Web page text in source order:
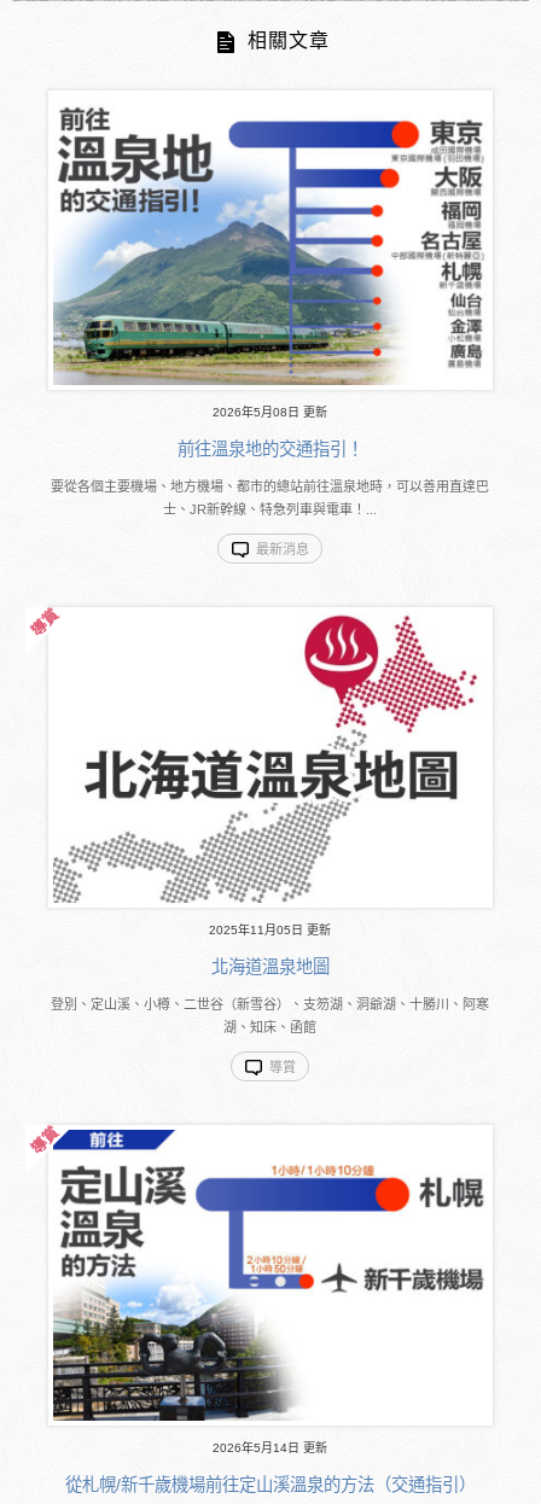
相關文章
2026年5月08日 更新
前往溫泉地的交通指引！
要從各個主要機場、地方機場、都市的總站前往溫泉地時，可以善用直達巴
士、JR新幹線、特急列車與電車！...
最新消息
2025年11月05日 更新
北海道溫泉地圖
登別、定山溪、小樽、二世谷（新雪谷）、支笏湖、洞爺湖、十勝川、阿寒
湖、知床、函館
導賞
2026年5月14日 更新
從札幌/新千歲機場前往定山溪溫泉的方法（交通指引）